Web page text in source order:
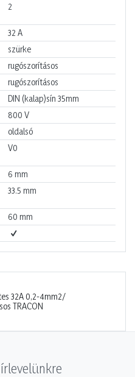
2
32 A
szürke
rugószorításos
rugószorításos
DIN (kalap)sín 35mm
800 V
oldalsó
V0
6 mm
33.5 mm
60 mm
32A 0,2-4mm2/
TRACON